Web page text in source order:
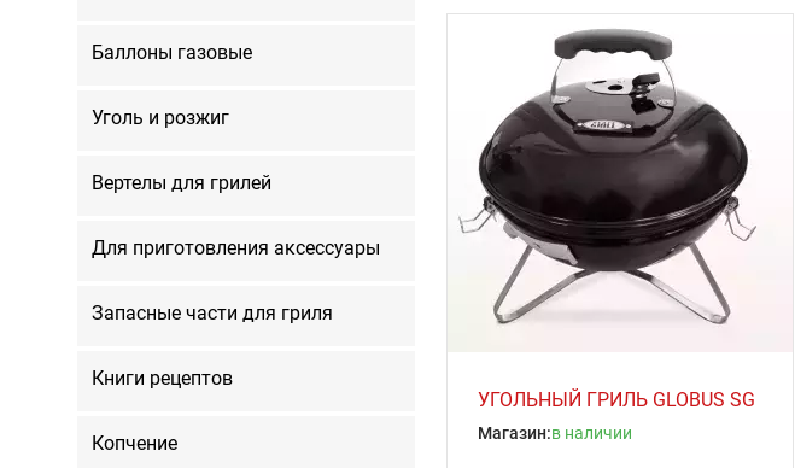
Баллоны газовые
Уголь и розжиг
Вертелы для грилей
Для приготовления аксессуары
Запасные части для гриля
Книги рецептов
Копчение
УГОЛЬНЫЙ ГРИЛЬ GLOBUS SG
Магазин:в наличии